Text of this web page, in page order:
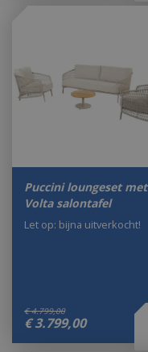
Puccini loungeset met
Volta salontafel
€ 4.799,00
€ 3.799,00
Let op: bijna uitverkocht!